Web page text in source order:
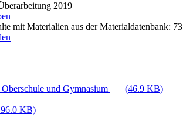
2019
mit Materialien aus der Materialdatenbank: 73
und Gymnasium
(46.9 KB)
KB)